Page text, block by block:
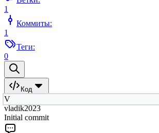
1
Коммиты:
1
Теги:
0
Код
V
vladik2023
Initial commit